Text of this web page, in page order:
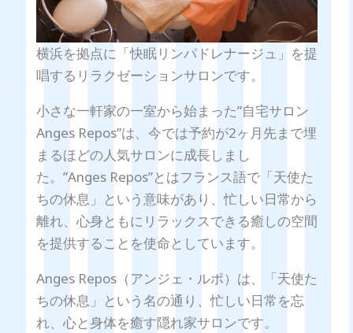
横浜を拠点に「快眠リンパドレナージュ」を提
唱するリラクゼーションサロンです。
小さな一軒家の一室から始まった”自宅サロン
Anges Repos”は、今では予約が2ヶ月先まで埋
まるほどの人気サロンに成長しまし
た。”Anges Repos”とはフランス語で「天使た
ちの休息」という意味があり、忙しい日常から
離れ、心身ともにリラックスできる癒しの空間
を提供することを使命としています。
Anges Repos（アンジェ・ルポ）は、「天使た
ちの休息」という名の通り、忙しい日常を忘
れ、心と身体を癒す隠れ家サロンです。